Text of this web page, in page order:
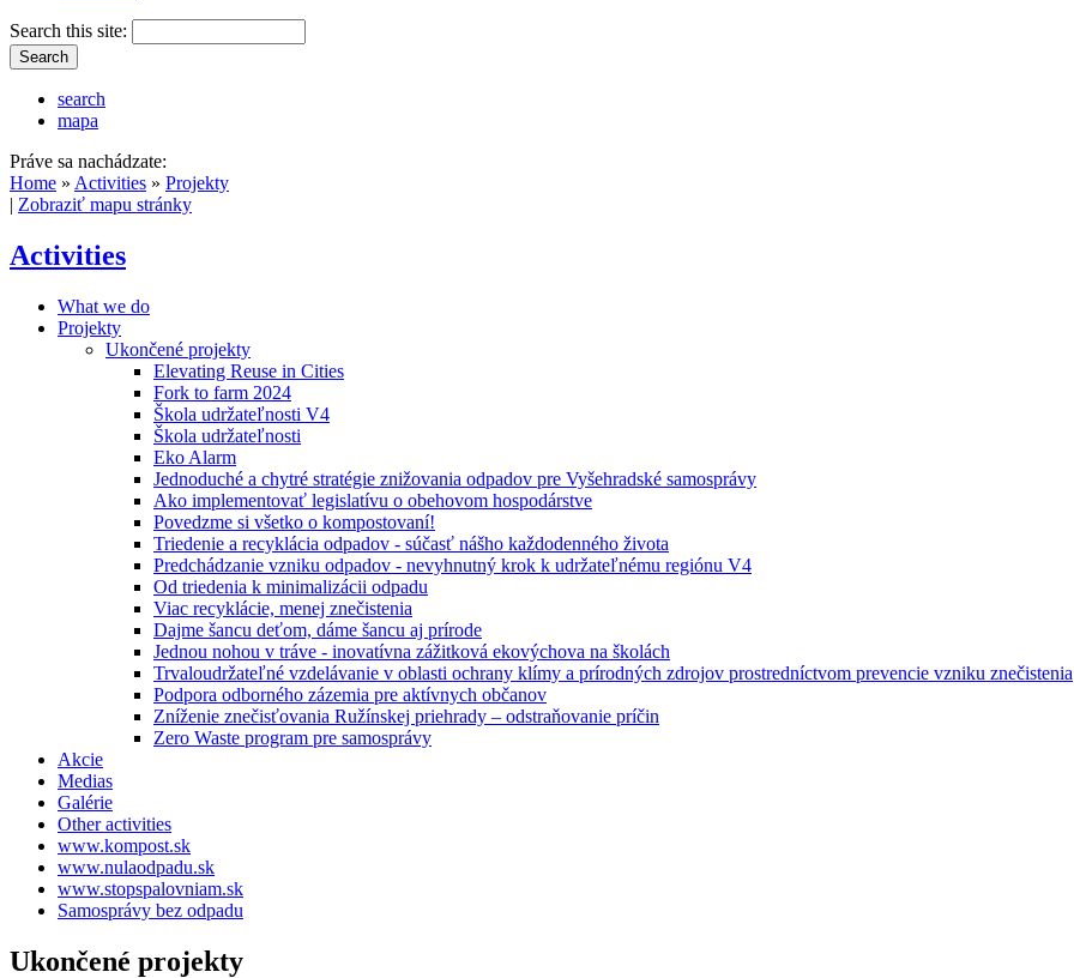
Search this site:
search
mapa
Práve sa nachádzate:
Home » Activities » Projekty
| Zobraziť mapu stránky
Activities
What we do
Projekty
Ukončené projekty
Elevating Reuse in Cities
Fork to farm 2024
Škola udržateľnosti V4
Škola udržateľnosti
Eko Alarm
Jednoduché a chytré stratégie znižovania odpadov pre Vyšehradské samosprávy
Ako implementovať legislatívu o obehovom hospodárstve
Povedzme si všetko o kompostovaní!
Triedenie a recyklácia odpadov - súčasť nášho každodenného života
Predchádzanie vzniku odpadov - nevyhnutný krok k udržateľnému regiónu V4
Od triedenia k minimalizácii odpadu
Viac recyklácie, menej znečistenia
Dajme šancu deťom, dáme šancu aj prírode
Jednou nohou v tráve - inovatívna zážitková ekovýchova na školách
Trvaloudržateľné vzdelávanie v oblasti ochrany klímy a prírodných zdrojov prostredníctvom prevencie vzniku znečistenia
Podpora odborného zázemia pre aktívnych občanov
Zníženie znečisťovania Ružínskej priehrady – odstraňovanie príčin
Zero Waste program pre samosprávy
Akcie
Medias
Galérie
Other activities
www.kompost.sk
www.nulaodpadu.sk
www.stopspalovniam.sk
Samosprávy bez odpadu
Ukončené projekty